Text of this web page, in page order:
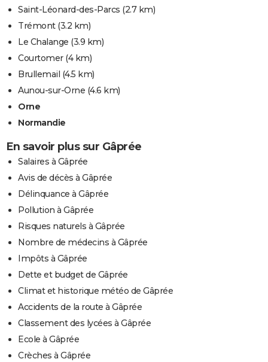
Saint-Léonard-des-Parcs (2.7 km)
Trémont(3.2 km)
Le Chalange (3.9 km)
Courtomer(4 km)
Brullemail (4.5 km)
Aunou-sur-Orne (4.6 km)
Orne
Normandie
En savoir plus sur Gâprée
Salaires à Gâprée
Avis de décès à Gâprée
Délinquance à Gâprée
Pollution à Gâprée
Risques naturels à Gâprée
Nombre de médecins à Gâprée
Impôts à Gâprée
Dette et budget de Gâprée
Climat et historique météo de Gâprée
Accidents de la route à Gâprée
Classement des lycées à Gâprée
Ecole à Gâprée
Crèches à Gâprée